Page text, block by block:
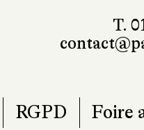
T.
RGPD Foire